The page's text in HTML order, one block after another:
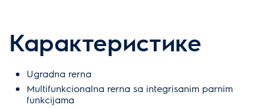
Карактеристике
Ugradna rerna
Multifunkcionalna rerna sa integrisanim parnim
funkcijama